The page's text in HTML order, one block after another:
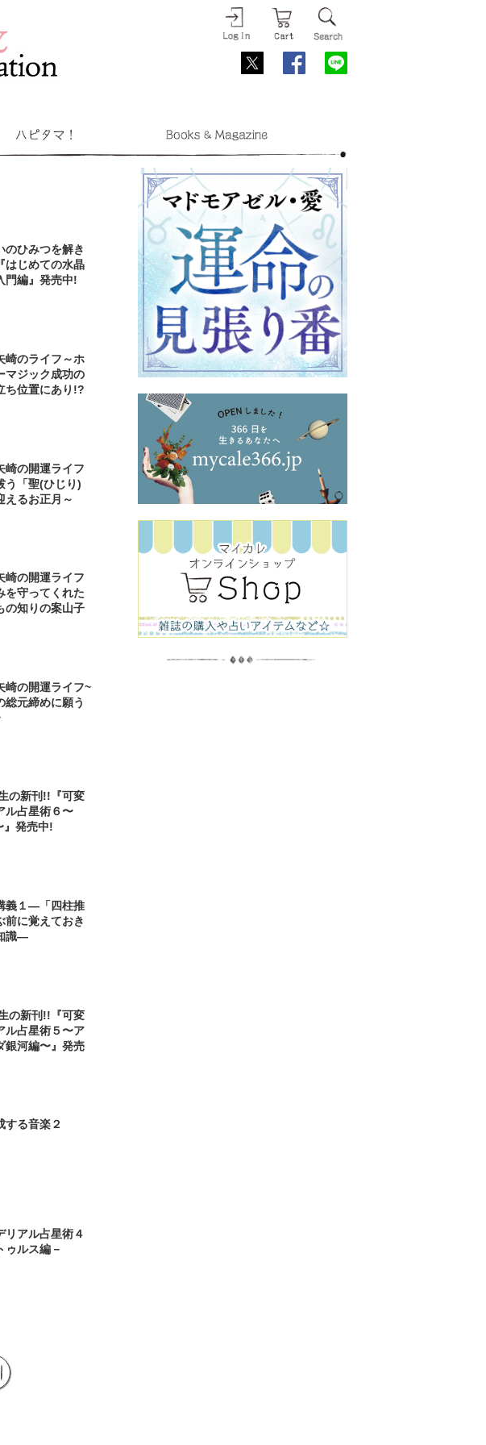
のひみつを解き
はじめての水晶
編』発売中!
崎のライフ～ホ
マジック成功の
ち位置にあり!?
崎の開運ライフ
う「聖(ひじり)
えるお正月～
崎の開運ライフ
を守ってくれた
の知りの案山子
崎の開運ライフ~
総元締めに願う
の新刊!!『可変
ル占星術６〜
』発売中!
義１―「四柱推
前に覚えておき
識―
の新刊!!『可変
ル占星術５〜ア
銀河編〜』発売
する音楽２
リアル占星術４
ゥルス編－